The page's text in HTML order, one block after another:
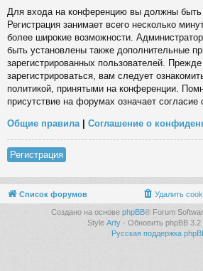
Для входа на конференцию вы должны быть
Регистрация занимает всего несколько
более широкие возможности.
быть установлены также дополнительные
зарегистрированных пользователей.
зарегистрироваться, вам следует
политикой, принятыми на конференции.
присутствие на форумах означает согласие
Общие правила | Соглашение о
Регистрация
Список форумов Удалить
Создано на основе phpBB® Forum
Style Arty- Обновить phpBB 3.2
Русская поддержка